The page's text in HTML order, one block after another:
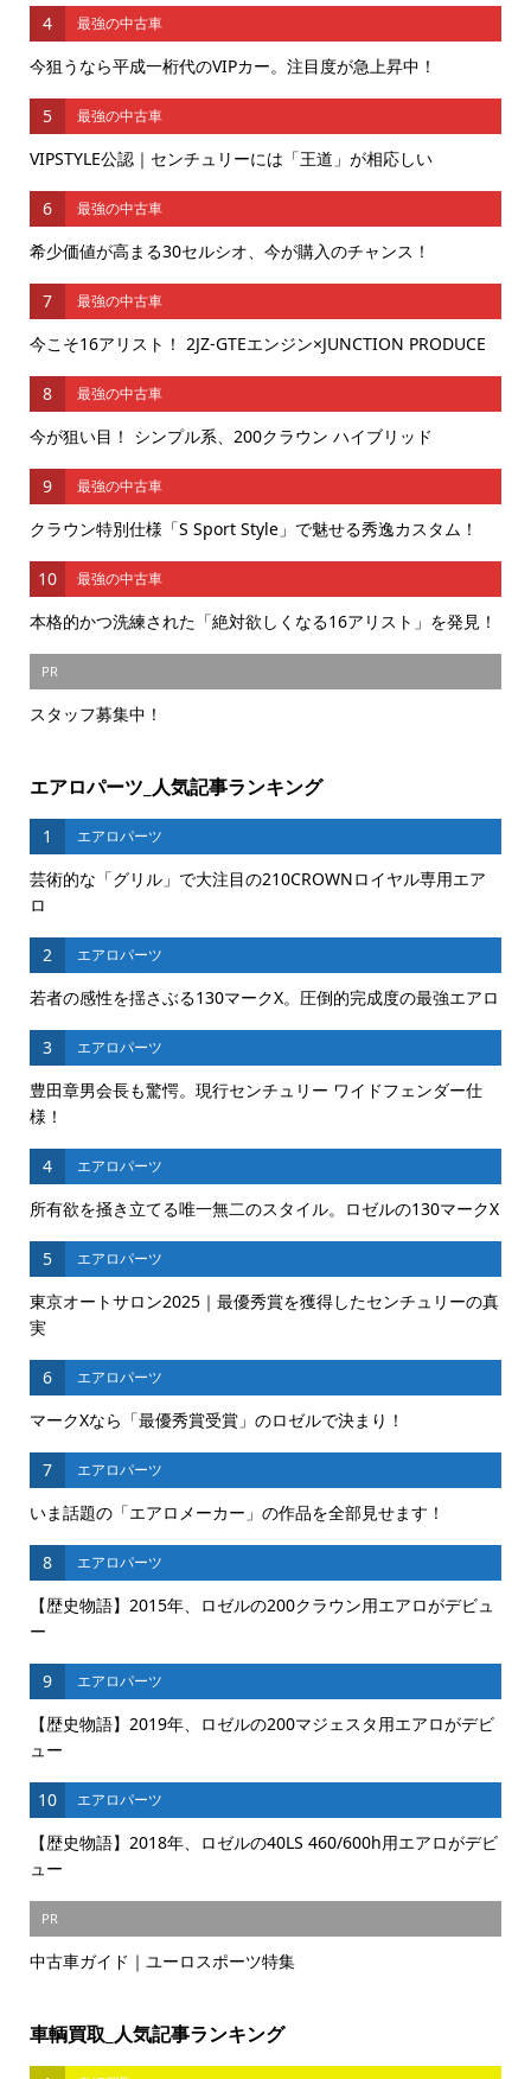
4 最強の中古車
今狙うなら平成一桁代のVIPカー。注目度が急上昇中！
5 最強の中古車
VIPSTYLE公認｜センチュリーには「王道」が相応しい
6 最強の中古車
希少価値が高まる30セルシオ、今が購入のチャンス！
7 最強の中古車
今こそ16アリスト！ 2JZ-GTEエンジン×JUNCTION PRODUCE
8 最強の中古車
今が狙い目！ シンプル系、200クラウン ハイブリッド
9 最強の中古車
クラウン特別仕様「S Sport Style」で魅せる秀逸カスタム！
10 最強の中古車
本格的かつ洗練された「絶対欲しくなる16アリスト」を発見！
PR
スタッフ募集中！
エアロパーツ_人気記事ランキング
1 エアロパーツ
芸術的な「グリル」で大注目の210CROWNロイヤル専用エア
ロ
2 エアロパーツ
若者の感性を揺さぶる130マークX。圧倒的完成度の最強エアロ
3 エアロパーツ
豊田章男会長も驚愕。現行センチュリー ワイドフェンダー仕
様！
4 エアロパーツ
所有欲を掻き立てる唯一無二のスタイル。ロゼルの130マークX
5 エアロパーツ
東京オートサロン2025｜最優秀賞を獲得したセンチュリーの真
実
6 エアロパーツ
マークXなら「最優秀賞受賞」のロゼルで決まり！
7 エアロパーツ
いま話題の「エアロメーカー」の作品を全部見せます！
8 エアロパーツ
【歴史物語】2015年、ロゼルの200クラウン用エアロがデビュ
ー
9 エアロパーツ
【歴史物語】2019年、ロゼルの200マジェスタ用エアロがデビ
ュー
10 エアロパーツ
【歴史物語】2018年、ロゼルの40LS 460/600h用エアロがデビ
ュー
PR
中古車ガイド｜ユーロスポーツ特集
車輌買取_人気記事ランキング